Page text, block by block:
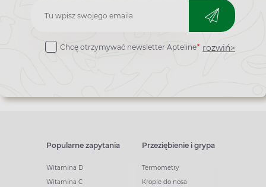
Zapisz
do
Chcę otrzymywać newsletter Apteline* rozwiń>
Popularne zapytania
Witamina D
Witamina C
Przeziębienie i grypa
Termometry
Krople do nosa